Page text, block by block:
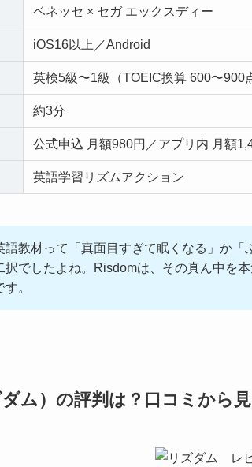
ベネッセ × セガ エックスディー
iOS16以上／Android
英検5級〜1級（TOEIC換算 600〜900
約3分
公式申込 月額980円／アプリ内 月額
英語学習リズムアクション
語教材って「真面目すぎて眠くなる」か「
択でしたよね。Risdomは、その真ん中を
す。
ム）の評判は？口コミから